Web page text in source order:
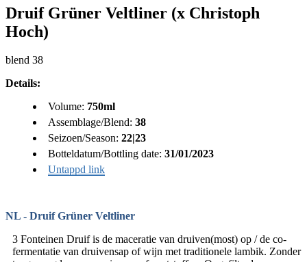
Druif Grüner Veltliner (x Christoph
Hoch)
blend 38
Details:
Volume: 750ml
Assemblage/Blend: 38
Seizoen/Season: 22|23
Botteldatum/Bottling date: 31/01/2023
Untappd link
NL - Druif Grüner Veltliner
3 Fonteinen Druif is de maceratie van druiven(most) op / de co-
fermentatie van druivensap of wijn met traditionele lambik. Zonder